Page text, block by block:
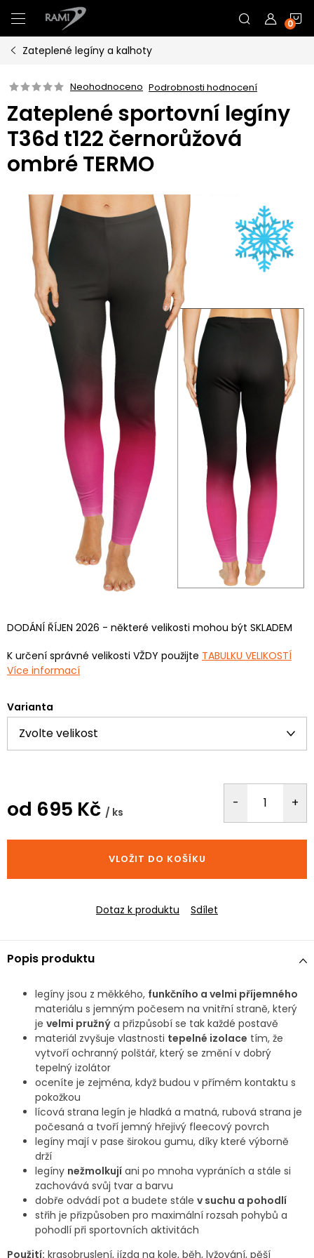
na
obsah
Zateplené legíny a kalhoty
Neohodnoceno Podrobnosti hodnocení
Zateplené sportovní legíny
T36d t122 černorůžová
ombré TERMO
DODÁNÍ ŘÍJEN 2026 - některé velikosti mohou být SKLADEM
K určení správné velikosti VŽDY použijte TABULKU VELIKOSTÍ
Více informací
Varianta
od 695 Kč / ks
cena:
VLOŽIT DO KOŠÍKU
Dotaz k produktu Sdílet
Popis produktu
legíny jsou z měkkého, funkčního a velmi příjemného
materiálu s jemným počesem na vnitřní straně, který
je velmi pružný a přizpůsobí se tak každé postavě
materiál zvyšuje vlastnosti tepelné izolace tím, že
vytvoří ochranný polštář, který se změní v dobrý
tepelný izolátor
oceníte je zejména, když budou v přímém kontaktu s
pokožkou
lícová strana legín je hladká a matná, rubová strana je
počesaná a tvoří jemný hřejivý fleecový povrch
legíny mají v pase širokou gumu, díky které výborně
drží
legíny nežmolkují ani po mnoha vypráních a stále si
zachovává svůj tvar a barvu
dobře odvádí pot a budete stále v suchu a pohodlí
střih je přizpůsoben pro maximální rozsah pohybů a
pohodlí při sportovních aktivitách
Použití: krasobruslení, jízda na kole, běh, lyžování, pěší